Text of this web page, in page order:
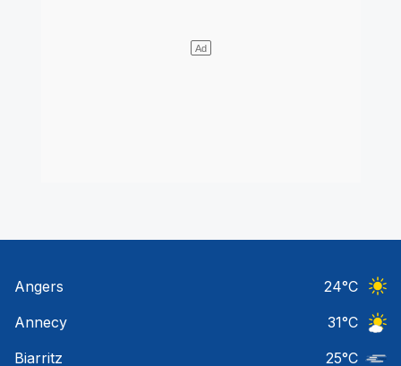
Angers 24°C
Annecy
31°C
Biarritz
25°C